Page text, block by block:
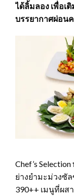
ได้ลิ้มลอง เพื่อเ
บรรยากาศผ่อน
Chef’s
ย่างยำมะม่วงซั
390++ เมนูที่ผส